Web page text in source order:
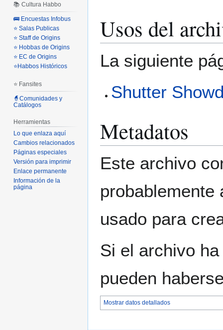
Usos del
La siguiente
Shutter
Metadatos
Este archivo
probablemente
usado para
Si el archivo
pueden
Mostrar datos detallados
📚 Cultura Habbo
🚌 Encuestas Infobus
⭐ Salas Publicas
⭐ Staff de Origins
⭐ Hobbas de Origins
⭐ EC de Origins
⭐Habbos Históricos
⭐ Fansites
🧙Comunidades y
Catálogos
Herramientas
Lo que enlaza aquí
Cambios relacionados
Páginas especiales
Versión para imprimir
Enlace permanente
Información de la
página